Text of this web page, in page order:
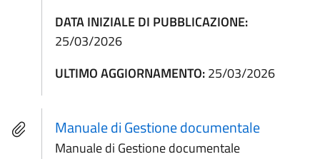
DATA INIZIALE DI PUBBLICAZIONE:
25/03/2026
ULTIMO AGGIORNAMENTO:25/03/2026
Manuale di Gestione documentale
Manuale di Gestione documentale